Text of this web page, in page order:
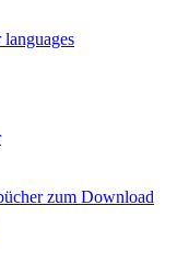
zum Download